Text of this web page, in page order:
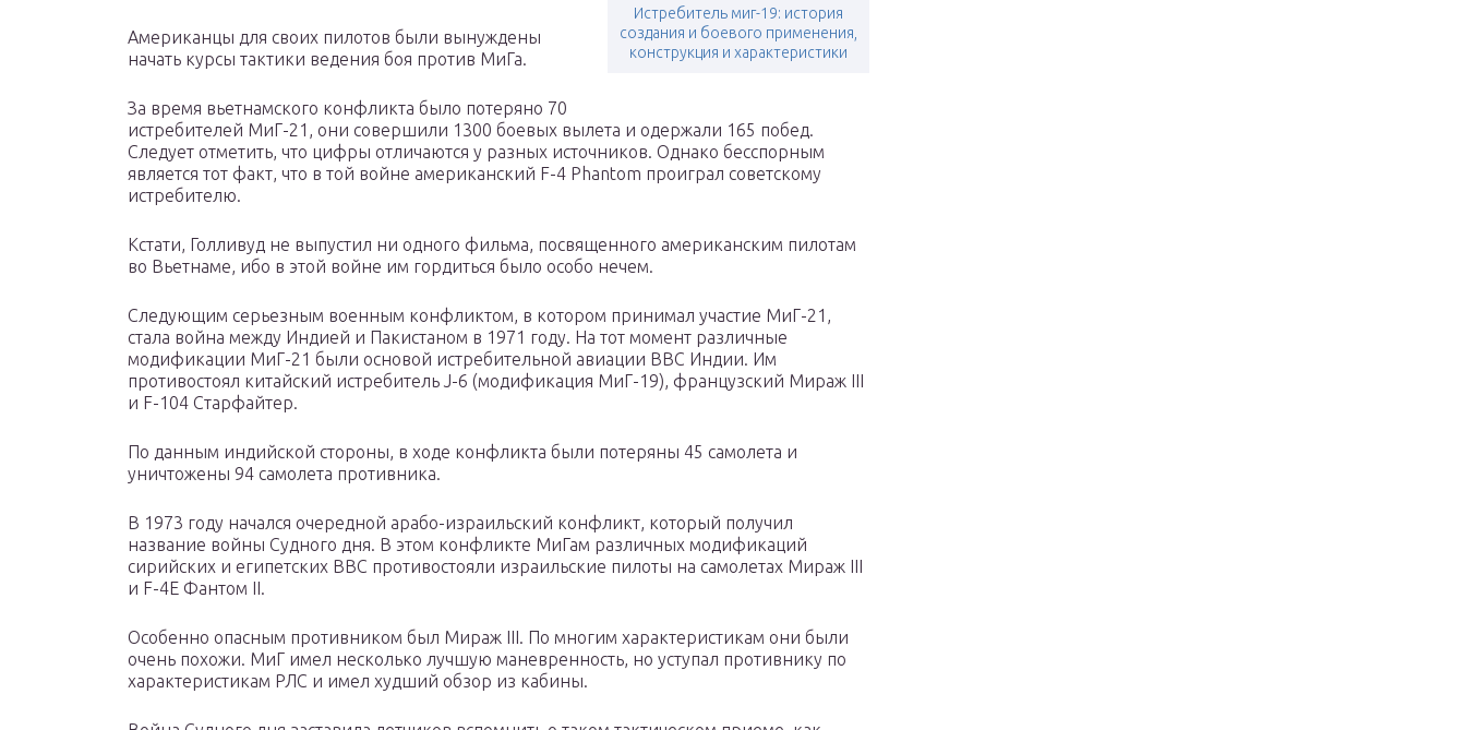
Истребитель миг-19: история
создания и боевого применения,
конструкция и характеристики
Американцы для своих пилотов были вынуждены
начать курсы тактики ведения боя против МиГа.
За время вьетнамского конфликта было потеряно 70
истребителей МиГ-21, они совершили 1300 боевых вылета и одержали 165 побед.
Следует отметить, что цифры отличаются у разных источников. Однако бесспорным
является тот факт, что в той войне американский F-4 Phantom проиграл советскому
истребителю.
Кстати, Голливуд не выпустил ни одного фильма, посвященного американским пилотам
во Вьетнаме, ибо в этой войне им гордиться было особо нечем.
Следующим серьезным военным конфликтом, в котором принимал участие МиГ-21,
стала война между Индией и Пакистаном в 1971 году. На тот момент различные
модификации МиГ-21 были основой истребительной авиации ВВС Индии. Им
противостоял китайский истребитель J-6 (модификация МиГ-19), французский Мираж III
и F-104 Старфайтер.
По данным индийской стороны, в ходе конфликта были потеряны 45 самолета и
уничтожены 94 самолета противника.
В 1973 году начался очередной арабо-израильский конфликт, который получил
название войны Судного дня. В этом конфликте МиГам различных модификаций
сирийских и египетских ВВС противостояли израильские пилоты на самолетах Мираж III
и F-4E Фантом II.
Особенно опасным противником был Мираж III. По многим характеристикам они были
очень похожи. МиГ имел несколько лучшую маневренность, но уступал противнику по
характеристикам РЛС и имел худший обзор из кабины.